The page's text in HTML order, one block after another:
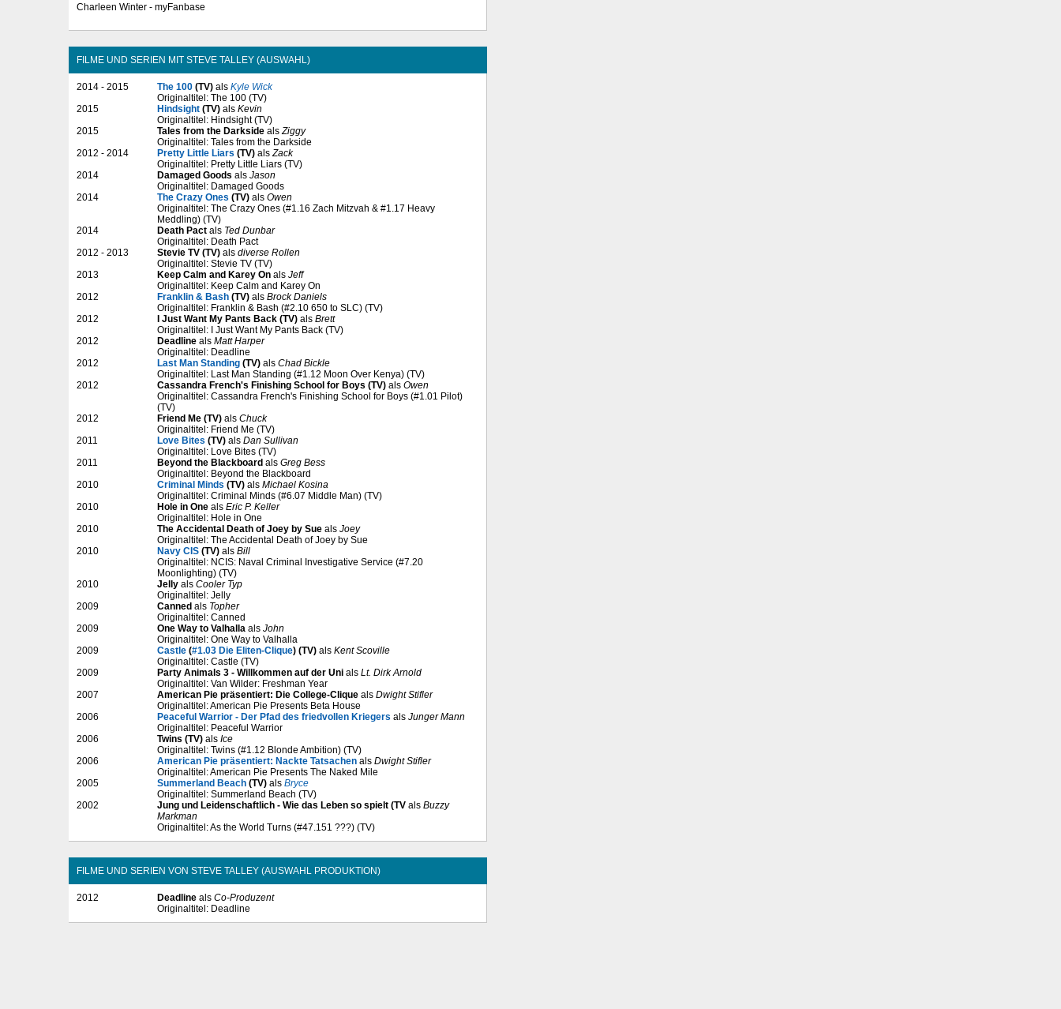
Charleen Winter - myFanbase
FILME UND SERIEN MIT STEVE TALLEY (AUSWAHL)
2014 - 2015 The 100 (TV) als Kyle Wick
Originaltitel: The 100 (TV)
2015
Hindsight (TV) als Kevin
Originaltitel: Hindsight (TV)
2015
Tales from the Darkside alsZiggy
Originaltitel: Tales from the Darkside
2012 - 2014
Pretty Little Liars (TV) alsZack
Originaltitel: Pretty Little Liars (TV)
2014
Damaged Goods als Jason
Originaltitel: Damaged Goods
2014
The Crazy Ones (TV) als Owen
Originaltitel: The Crazy Ones (#1.16 Zach Mitzvah & #1.17 Heavy
Meddling) (TV)
2014
Death Pact als Ted Dunbar
Originaltitel: Death Pact
2012 - 2013
Stevie TV (TV) als diverse Rollen
Originaltitel: Stevie TV (TV)
2013
Keep Calm and Karey On als Jeff
Originaltitel: Keep Calm and Karey On
2012
Franklin & Bash (TV) als Brock Daniels
Originaltitel: Franklin & Bash (#2.10 650 to SLC) (TV)
2012
I Just Want My Pants Back (TV) als Brett
Originaltitel: I Just Want My Pants Back (TV)
2012
Deadline als Matt Harper
Originaltitel: Deadline
2012
Last Man Standing (TV) als Chad Bickle
Originaltitel: Last Man Standing (#1.12 Moon Over Kenya) (TV)
2012
Cassandra French's Finishing School for Boys (TV) als Owen
Originaltitel: Cassandra French's Finishing School for Boys (#1.01 Pilot)
(TV)
2012
Friend Me (TV) als Chuck
Originaltitel: Friend Me (TV)
2011
Love Bites (TV) als Dan Sullivan
Originaltitel: Love Bites (TV)
2011
Beyond the Blackboard als Greg Bess
Originaltitel: Beyond the Blackboard
2010
Criminal Minds (TV) als Michael Kosina
Originaltitel: Criminal Minds (#6.07 Middle Man) (TV)
2010
Hole in One als Eric P. Keller
Originaltitel: Hole in One
2010
The Accidental Death of Joey by Sue als Joey
Originaltitel: The Accidental Death of Joey by Sue
2010
Navy CIS (TV) als Bill
Originaltitel: NCIS: Naval Criminal Investigative Service (#7.20
Moonlighting) (TV)
2010
Jelly als Cooler Typ
Originaltitel: Jelly
2009
Canned als Topher
Originaltitel: Canned
2009
One Way to Valhalla als John
Originaltitel: One Way to Valhalla
2009
Castle (#1.03 Die Eliten-Clique) (TV) als Kent Scoville
Originaltitel: Castle (TV)
2009
Party Animals 3 - Willkommen auf der Uni als Lt. Dirk Arnold
Originaltitel: Van Wilder: Freshman Year
2007
American Pie präsentiert: Die College-Clique als Dwight Stifler
Originaltitel: American Pie Presents Beta House
2006
Peaceful Warrior - Der Pfad des friedvollen Kriegers als Junger Mann
Originaltitel: Peaceful Warrior
2006
Twins (TV) als Ice
Originaltitel: Twins (#1.12 Blonde Ambition) (TV)
2006
American Pie präsentiert: Nackte Tatsachen als Dwight Stifler
Originaltitel: American Pie Presents The Naked Mile
2005
Summerland Beach (TV) als Bryce
Originaltitel: Summerland Beach (TV)
2002
Jung und Leidenschaftlich - Wie das Leben so spielt (TV als Buzzy
Markman
Originaltitel: As the World Turns (#47.151 ???) (TV)
FILME UND SERIEN VON STEVE TALLEY (AUSWAHL PRODUKTION)
2012 Deadline als Co-Produzent
Originaltitel: Deadline